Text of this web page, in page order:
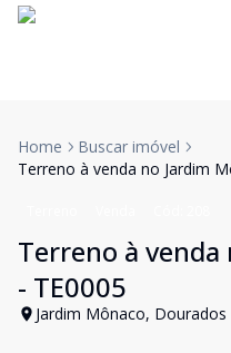
Home
Buscar imóvel
Terreno à venda no Jardim
Terreno à venda
- TE0005
Jardim Mônaco, Dourados